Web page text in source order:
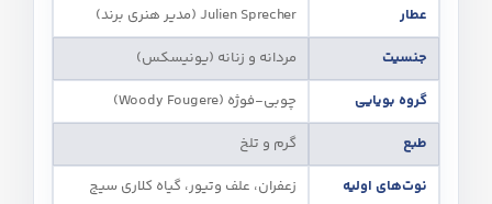
عطار
Julien Sprecher (مدیر هنری برند)
جنسیت
مردانه و زنانه (یونیسکس)
گروه بویایی
چوبی-فوژه (Woody Fougere)
طبع
گرم و تلخ
نوت‌های اولیه
زعفران، علف وتیور، گیاه کلاری سیج